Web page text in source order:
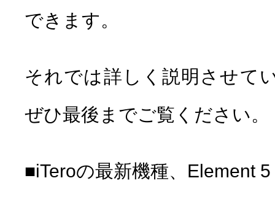
できます。
それでは詳しく説明させて
ぜひ最後までご覧ください。
■iTeroの最新機種、Element